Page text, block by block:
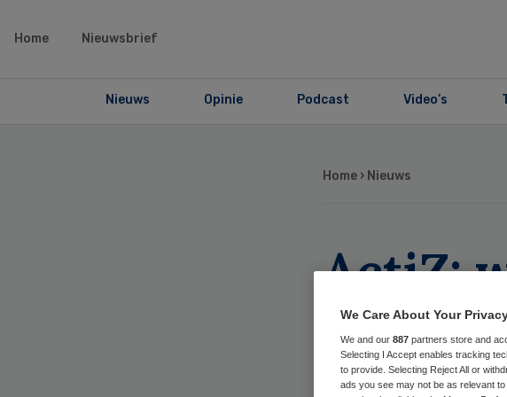
Home Nieuwsbrief
Nieuws Opinie Podcast Video’s
Home › Nieuws
ActiZ:
hoort
We Care About Your
We and our 887 partners store and
Selecting I Accept enables tracking
to provide. Selecting Reject All or
ads you see may not be as relevant